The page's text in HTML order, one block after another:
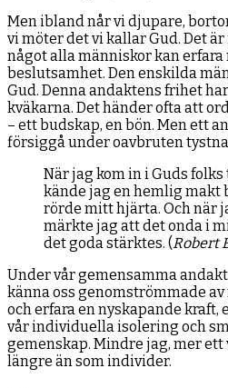
Men ibland når vi djupare,
vi möter det vi kallar Gud. Det
något alla människor kan erfara
beslutsamhet. Den enskilda
Gud. Denna andaktens frihet
kväkarna. Det händer ofta att
– ett budskap, en bön. Men ett
försiggå under oavbruten
När jag kom in i Guds
kände jag en hemlig makt
rörde mitt hjärta. Och när
märkte jag att det onda i
det goda stärktes. (Robert
Under vår gemensamma
känna oss genomströmmade
och erfara en nyskapande kraft,
vår individuella isolering och
gemenskap. Mindre jag, mer ett
längre än som individer.